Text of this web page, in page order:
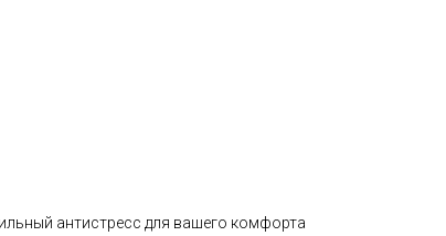
антистресс для вашего комфорта